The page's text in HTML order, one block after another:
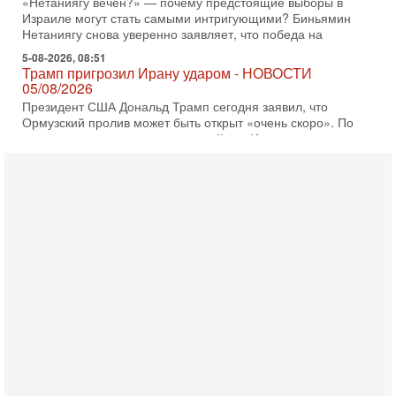
Израиле могут стать самыми интригующими? Биньямин
Нетаниягу снова уверенно заявляет, что победа на
5-08-2026, 08:51
Трамп пригрозил Ирану ударом - НОВОСТИ
05/08/2026
Президент США Дональд Трамп сегодня заявил, что
Ормузский пролив может быть открыт «очень скоро». По
его словам, если этого не произойдет, Иран ждет